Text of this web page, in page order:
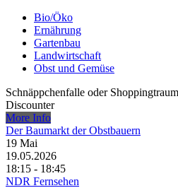
Bio/Öko
Ernährung
Gartenbau
Landwirtschaft
Obst und Gemüse
Schnäppchenfalle oder
Discounter
More Info
Der Baumarkt der Obstbauern
19 Mai
19.05.2026
18:15 - 18:45
NDR Fernsehen